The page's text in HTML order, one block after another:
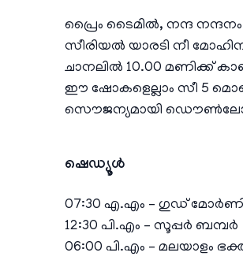
പ്രൈം ടൈമില്‍, നന്ദ
സീരിയൽ യാരടി നീ
ചാനലിൽ 10.00 മണിക്ക്
ഈ ഷോകളെല്ലാം സീ 5
സൌജന്യമായി
ഷെഡ്യൂള്‍
07:30 എ.എം – ഗുഡ്
12:30 പി.എം – സൂപ്പർ ബമ്പർ
06:00 പി.എം – മലയാളം